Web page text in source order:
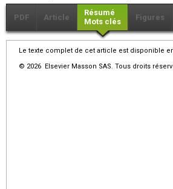
PDF Article
Résumé
Mots clés
Figures
Le texte complet de cet article est disponible
© 2026 Elsevier Masson SAS. Tous droits